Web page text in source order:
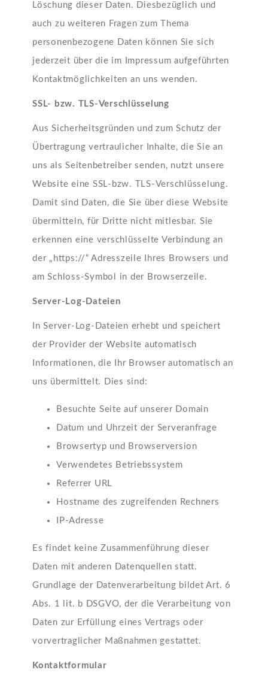
Löschung dieser Daten. Diesbezüglich und
auch zu weiteren Fragen zum Thema
personenbezogene Daten können Sie sich
jederzeit über die im Impressum aufgeführten
Kontaktmöglichkeiten an uns wenden.
SSL- bzw. TLS-Verschlüsselung
Aus Sicherheitsgründen und zum Schutz der
Übertragung vertraulicher Inhalte, die Sie an
uns als Seitenbetreiber senden, nutzt unsere
Website eine SSL-bzw. TLS-Verschlüsselung.
Damit sind Daten, die Sie über diese Website
übermitteln, für Dritte nicht mitlesbar. Sie
erkennen eine verschlüsselte Verbindung an
der „https://“ Adresszeile Ihres Browsers und
am Schloss-Symbol in der Browserzeile.
Server-Log-Dateien
In Server-Log-Dateien erhebt und speichert
der Provider der Website automatisch
Informationen, die Ihr Browser automatisch an
uns übermittelt. Dies sind:
Besuchte Seite auf unserer Domain
Datum und Uhrzeit der Serveranfrage
Browsertyp und Browserversion
Verwendetes Betriebssystem
Referrer URL
Hostname des zugreifenden Rechners
IP-Adresse
Es findet keine Zusammenführung dieser
Daten mit anderen Datenquellen statt.
Grundlage der Datenverarbeitung bildet Art. 6
Abs. 1 lit. b DSGVO, der die Verarbeitung von
Daten zur Erfüllung eines Vertrags oder
vorvertraglicher Maßnahmen gestattet.
Kontaktformular